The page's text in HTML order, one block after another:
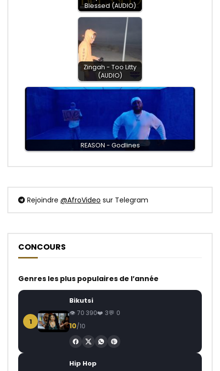
Blessed (AUDIO)
Zingah - Too Litty
(AUDIO)
REASON - Godlines
Rejoindre @AfroVideo sur Telegram
CONCOURS
Genres les plus populaires de l’année
1
Bikutsi
70 390 3 0
10/10
Hip Hop